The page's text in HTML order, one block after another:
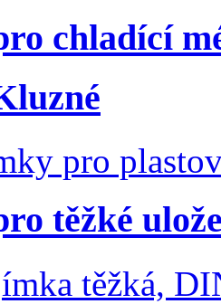
chladící
pro
těžké
těžká,